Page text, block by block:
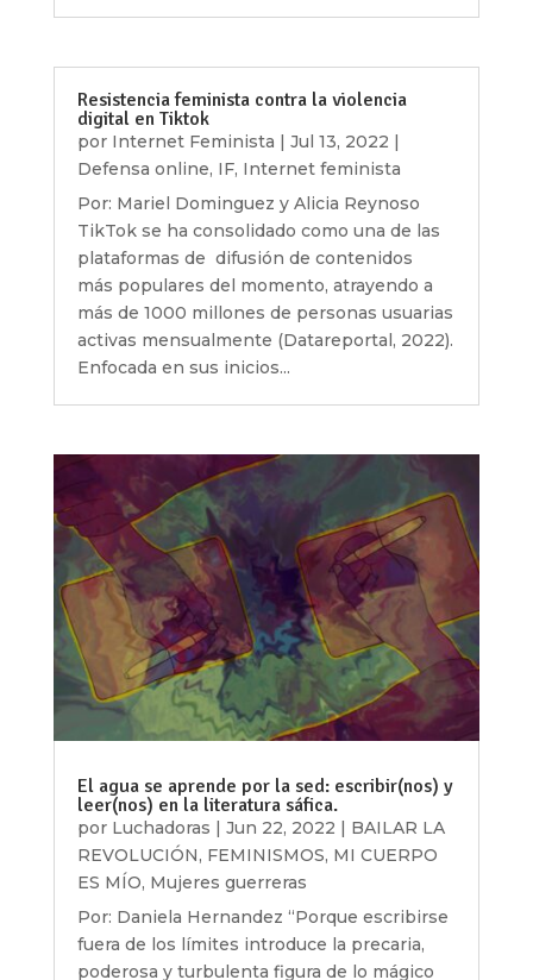
Resistencia feminista contra la violencia
digital en Tiktok
por Internet Feminista | Jul 13, 2022 |
Defensa online, IF, Internet feminista
Por: Mariel Dominguez y Alicia Reynoso
TikTok se ha consolidado como una de las
plataformas de difusión de contenidos
más populares del momento, atrayendo a
más de 1000 millones de personas usuarias
activas mensualmente (Datareportal, 2022).
Enfocada en sus inicios...
El agua se aprende por la sed: escribir(nos) y
leer(nos) en la literatura sáfica.
por Luchadoras | Jun 22, 2022 | BAILAR LA
REVOLUCIÓN, FEMINISMOS, MI CUERPO
ES MÍO, Mujeres guerreras
Por: Daniela Hernandez “Porque escribirse
fuera de los límites introduce la precaria,
poderosa y turbulenta figura de lo mágico